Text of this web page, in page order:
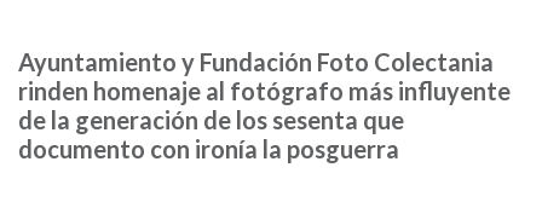
el
fotógrafo
Ayuntamiento y Fundación Foto Colectania
rinden homenaje al fotógrafo más influyente
de la generación de los sesenta que
documento con ironía la posguerra